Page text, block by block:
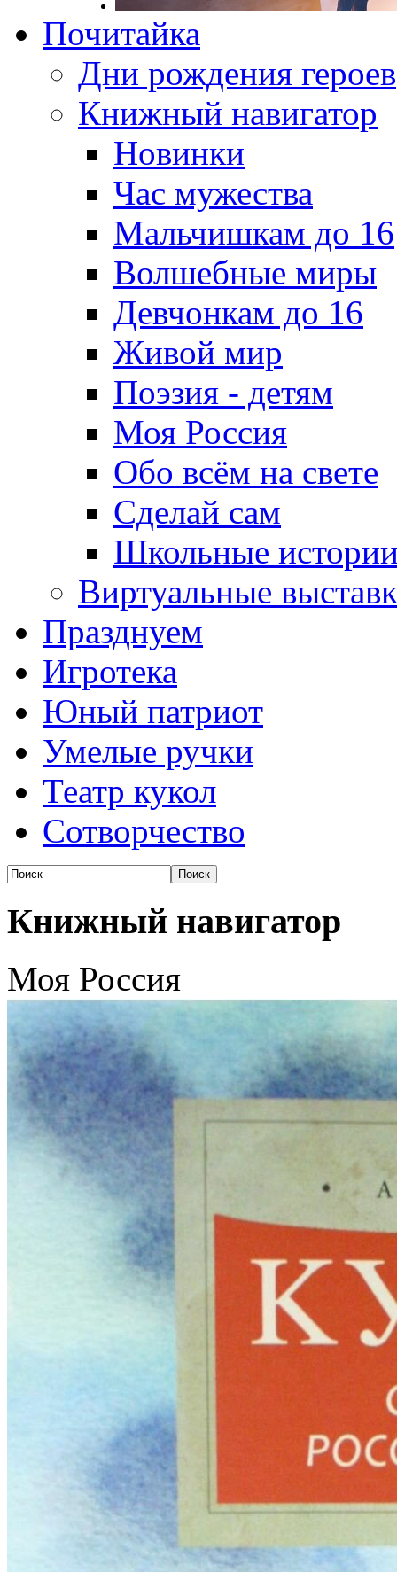
Почитайка
Дни рождения героев
Книжный навигатор
Новинки
Час мужества
Мальчишкам до 16
Волшебные миры
Девчонкам до 16
Живой мир
Поэзия - детям
Моя Россия
Обо всём на свете
Сделай сам
Школьные
Виртуальные
Празднуем
Игротека
Юный патриот
Умелые ручки
Театр кукол
Сотворчество
Книжный навигатор
Моя Россия